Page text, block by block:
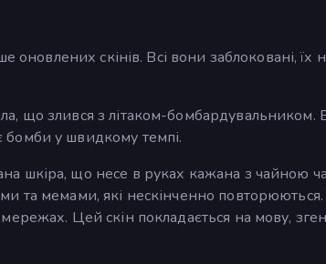
оновлених скінів. Всі вони заблоковані, їх
що злився з літаком-бомбардувальником.
бомби у швидкому темпі.
шкіра, що несе в руках кажана з чайною
та мемами, які нескінченно
Цей скін покладається на мову,